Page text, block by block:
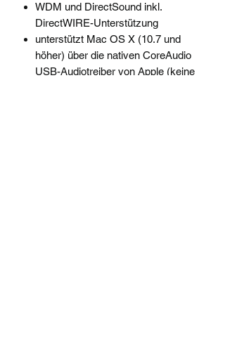
WDM und DirectSound inkl.
DirectWIRE-Unterstützung
unterstützt Mac OS X (10.7 und
höher) über die nativen CoreAudio
USB-Audiotreiber von Apple (keine